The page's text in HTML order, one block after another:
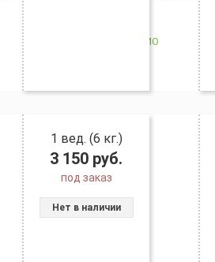
ГИПЕРДЕСМО
1 вед. (6 кг.)
3 150 руб.
под заказ
Нет в наличии